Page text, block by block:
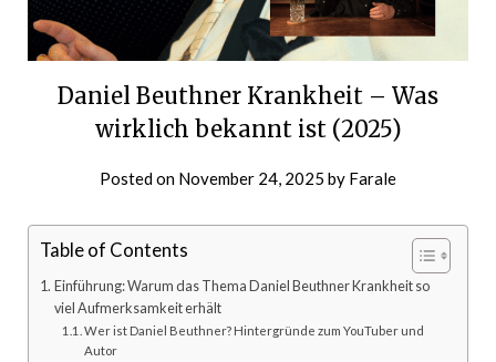
Daniel Beuthner Krankheit – Was
wirklich bekannt ist (2025)
Posted on November 24, 2025 by Farale
Table of Contents
Einführung: Warum das Thema Daniel Beuthner Krankheit so
viel Aufmerksamkeit erhält
Wer ist Daniel Beuthner? Hintergründe zum YouTuber und
Autor